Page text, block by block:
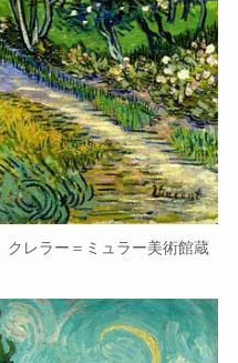
レラー＝ミュラー美術館蔵